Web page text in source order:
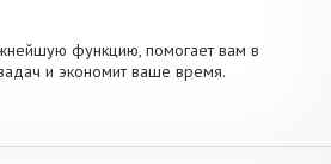
функцию, помогает вам в
и экономит ваше время.